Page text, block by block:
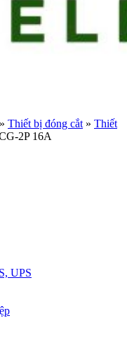
» Thiết bị đóng cắt » Thiết
2P 16A
UPS